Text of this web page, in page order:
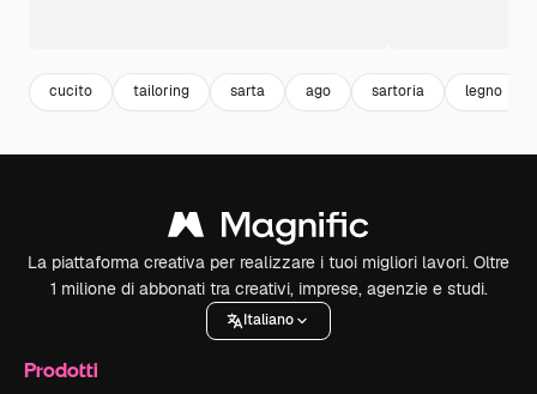
cucito tailoring sarta ago sartoria legno
La piattaforma creativa per realizzare i tuoi migliori lavori. Oltre
1 milione di abbonati tra creativi, imprese, agenzie e studi.
Italiano
Prodotti